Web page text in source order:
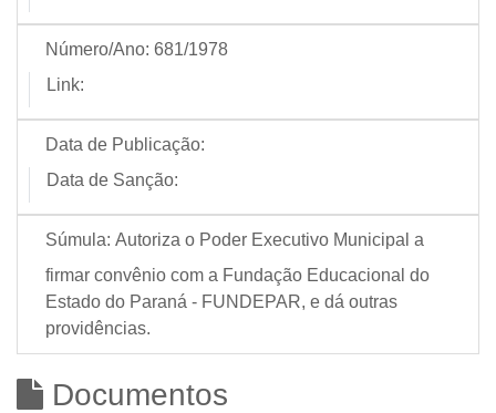
Número/Ano: 681/1978
Link:
Data de Publicação:
Data de Sanção:
Súmula: Autoriza o Poder Executivo Municipal a
firmar convênio com a Fundação Educacional do
Estado do Paraná - FUNDEPAR, e dá outras
providências.
Documentos